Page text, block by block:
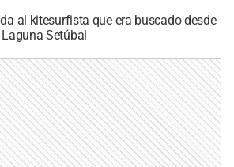
al kitesurfista que era buscado desde
Setúbal